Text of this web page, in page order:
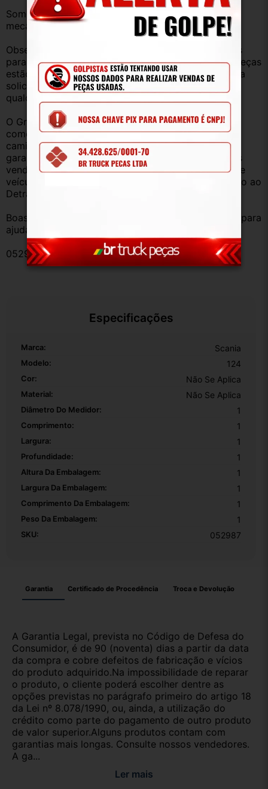
Somos uma empresa com amplo estoque de peças
mecânica, lataria, acessórios, entre outros.
Observação: Considerando que recebemos veículos
para retirada de peças diariamente, nem todas as peças
estão anunciadas, desta forma, fique à vontade para
solicitar qualquer peça, de qualquer veículo, em
qualquer um de nossos anúncios.
O Grupo Br Truck Peças está há 25 anos
comercializando peças para caminhões, vans,
caminhonetes, automóveis e utilitários. Todas com
garantia de procedência e funcionamento. Produtos
vendidos somente com Nota Fiscal e proveniente de
veículo sucata – TODOS devidamente baixados junto ao
Detran.
Boas compras e sempre que precisar estamos aqui para
ajudar!
052987
Especificações
Marca: Scania
Modelo: 124
Cor: Não Se Aplica
Material: Não Se Aplica
Diâmetro Do Medidor: 1
Comprimento: 1
Largura: 1
Profundidade: 1
Altura Da Embalagem: 1
Largura Da Embalagem: 1
Comprimento Da Embalagem: 1
Peso Da Embalagem: 1
SKU: 052987
Garantia Certificado de Procedência Troca e Devolução
A Garantia Legal, prevista no Código de Defesa do
Consumidor, é de 90 (noventa) dias a partir da data
da compra e cobre defeitos de fabricação e vícios
do produto adquirido.Na impossibilidade de reparar
o produto, o cliente poderá escolher dentre as
opções previstas no parágrafo primeiro do artigo 18
da Lei nº 8.078/1990, ou, ainda, a utilização do
crédito como parte do pagamento de outro produto
de valor superior.Alguns produtos contam com
garantias mais longas. Consulte nossos vendedores.
A ga...
Ler mais